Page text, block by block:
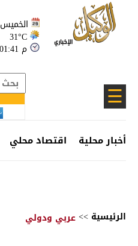
الخميس 2026-08-06
31°C
01:41 م
☰
أخبار محلية اقتصاد محلي
الرئيسية >>عربي ودولي